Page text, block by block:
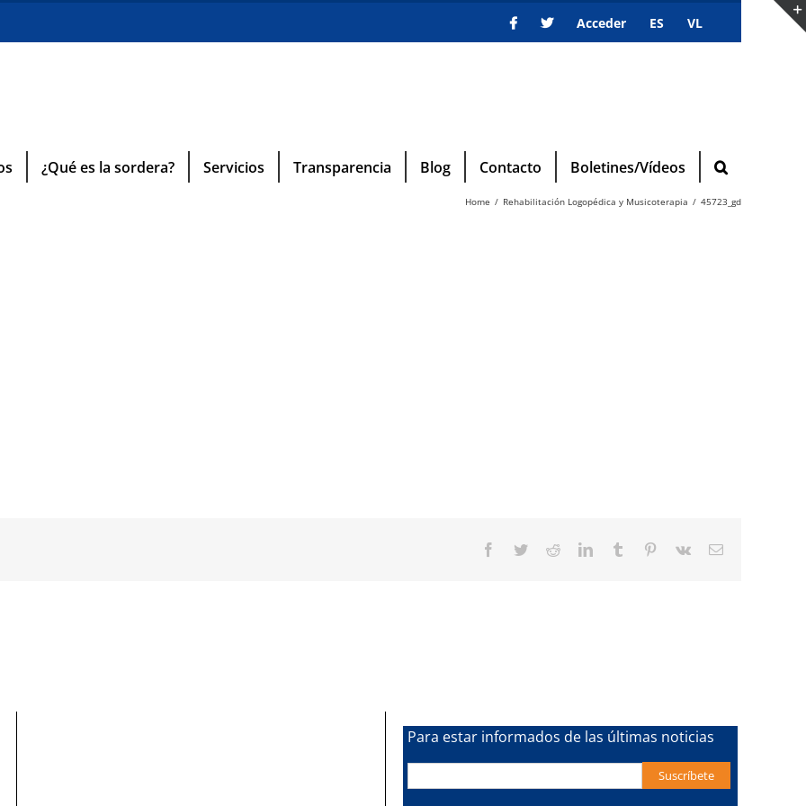
Acceder ES VL
¿Qué es la sordera? Servicios Transparencia Blog Contacto Boletines/Vídeos
Home Rehabilitación Logopédica y Musicoterapia 45723_gd
Facebook
TwitterRedditLinkedInTumblr Pinterest
Vk Email
Para estar informados de las últimas noticias